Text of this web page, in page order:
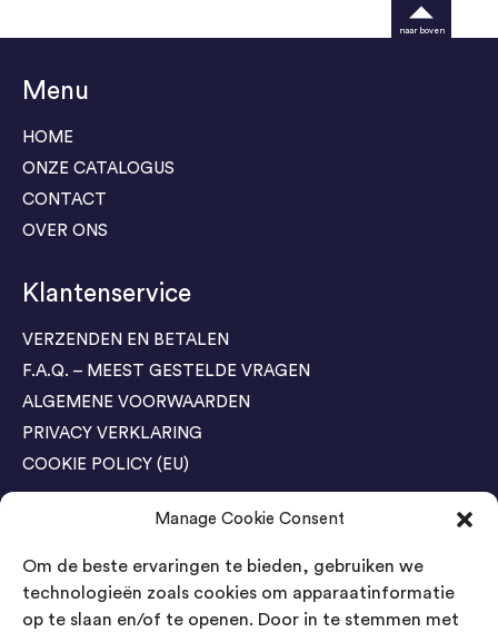
Manage Cookie Consent
Om de beste ervaringen te bieden, gebruiken we
technologieën zoals cookies om apparaatinformatie
op te slaan en/of te openen. Door in te stemmen met
Menu
HOME
ONZE CATALOGUS
CONTACT
OVER ONS
Klantenservice
VERZENDEN EN BETALEN
F.A.Q. – MEEST GESTELDE VRAGEN
ALGEMENE VOORWAARDEN
PRIVACY VERKLARING
COOKIE POLICY (EU)
Agenda Trade Shows
04-05 November / SVG FAIR Winterswijk
Bestel GRATIS kaarten
naar boven